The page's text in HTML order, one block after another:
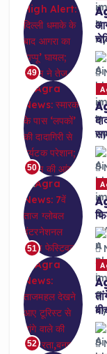
49
50
51
52